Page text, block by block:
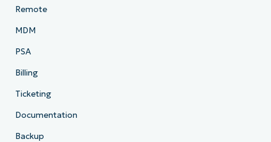
Remote
MDM
PSA
Billing
Ticketing
Documentation
Backup